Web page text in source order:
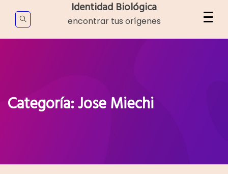
content
Identidad Biológica
encontrar tus orígenes
Categoría:Jose Miechi